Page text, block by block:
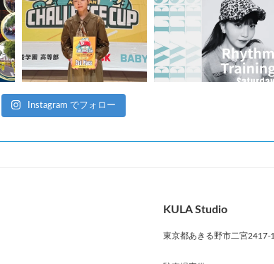
Instagram でフォロー
KULA Studio
東京都あきる野市二宮2417-1